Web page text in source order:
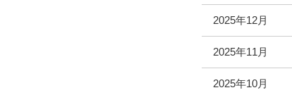
2025年12月
2025年11月
2025年10月